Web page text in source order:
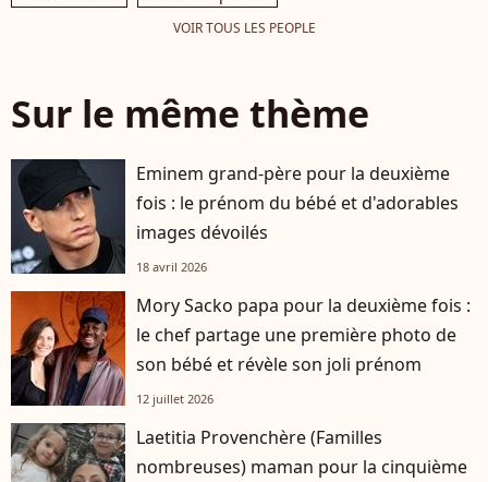
VOIR TOUS LES PEOPLE
Sur le même thème
Eminem grand-père pour la deuxième
fois : le prénom du bébé et d'adorables
images dévoilés
18 avril 2026
Mory Sacko papa pour la deuxième fois :
le chef partage une première photo de
son bébé et révèle son joli prénom
12 juillet 2026
Laetitia Provenchère (Familles
nombreuses) maman pour la cinquième